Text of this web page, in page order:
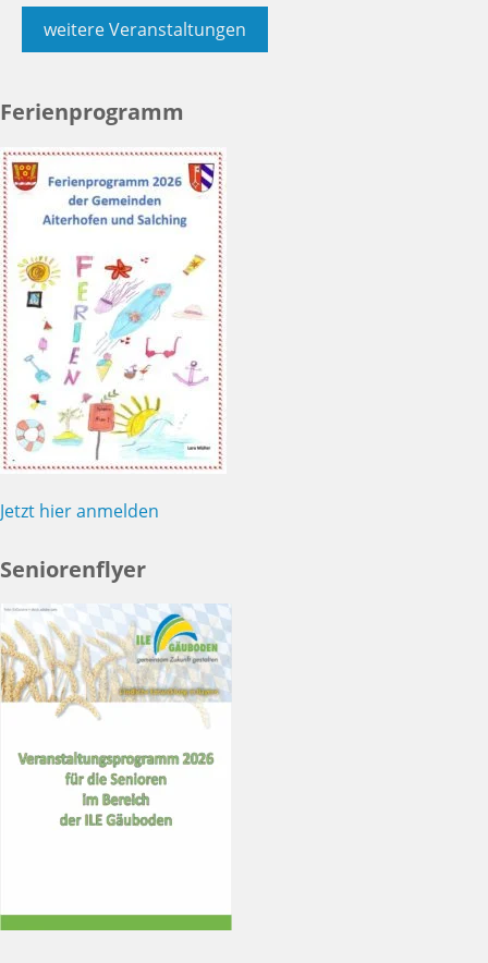
weitere Veranstaltungen
Ferienprogramm
Jetzt hier anmelden
Seniorenflyer